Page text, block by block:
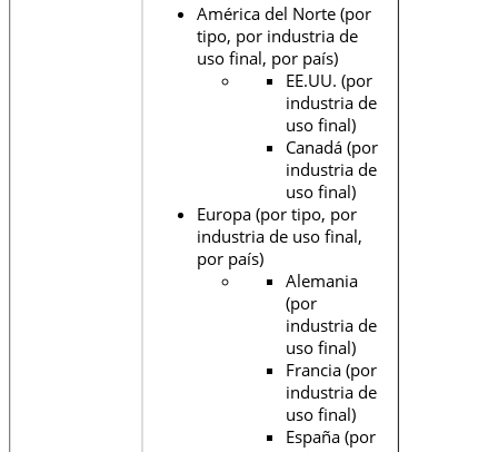
América del Norte (por
tipo, por industria de
uso final, por país)
EE.UU. (por
industria de
uso final)
Canadá (por
industria de
uso final)
Europa (por tipo, por
industria de uso final,
por país)
Alemania
(por
industria de
uso final)
Francia (por
industria de
uso final)
España (por